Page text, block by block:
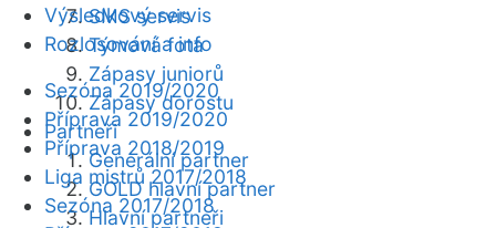
SMS servis
Týmová fota
Zápasy juniorů
Zápasy dorostu
Partneři
Generální partner
GOLD hlavní partner
Hlavní partneři
Výsledkový servis
Rozlosování a info
Sezóna 2019/2020
Příprava 2019/2020
Příprava 2018/2019
Liga mistrů 2017/2018
Sezóna 2017/2018